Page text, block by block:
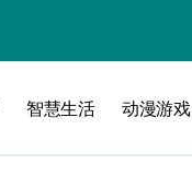
智慧生活 动漫游戏